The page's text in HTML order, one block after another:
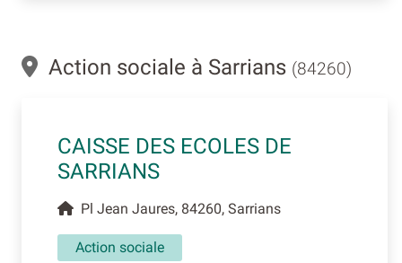
Action sociale à Sarrians (84260)
CAISSE DES ECOLES DE
SARRIANS
Pl Jean Jaures, 84260, Sarrians
Action sociale